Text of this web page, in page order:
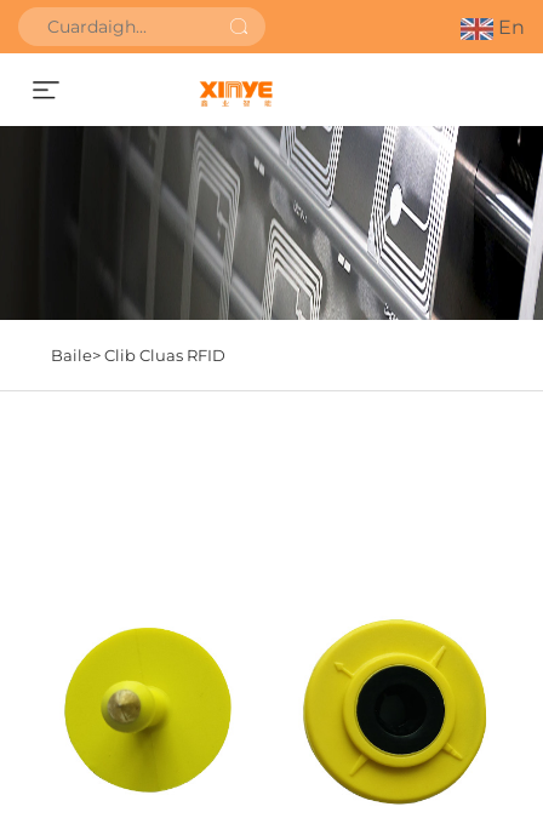
En
Faigh Uathbhreithniú
Baile>Clib Cluas RFID